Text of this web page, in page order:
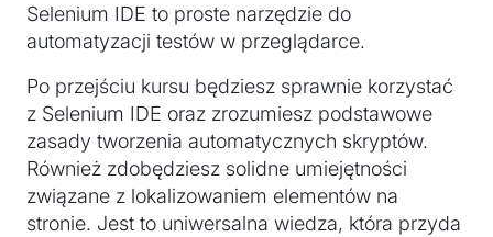
Selenium IDE to proste narzędzie do
automatyzacji testów w przeglądarce.
Po przejściu kursu będziesz sprawnie korzystać
z Selenium IDE oraz zrozumiesz podstawowe
zasady tworzenia automatycznych skryptów.
Również zdobędziesz solidne umiejętności
związane z lokalizowaniem elementów na
stronie. Jest to uniwersalna wiedza, która przyda